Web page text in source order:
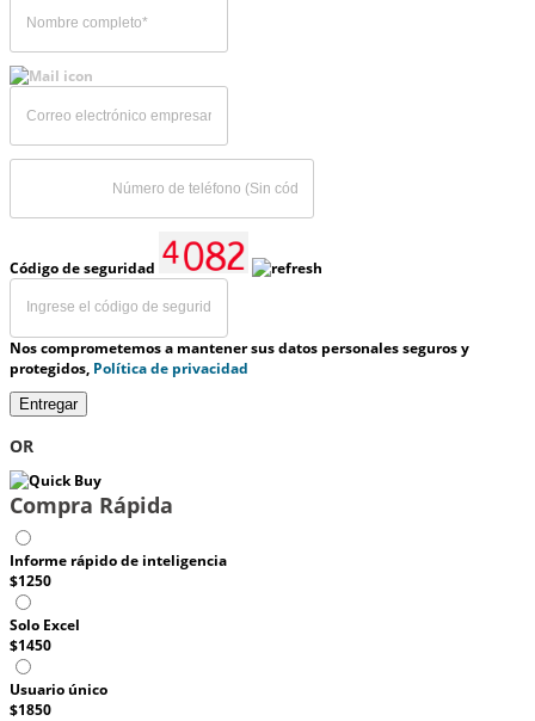
Código de seguridad
Nos comprometemos a mantener sus datos personales seguros y
protegidos, Política de privacidad
Entregar
OR
Compra Rápida
Informe rápido de inteligencia
$1250
Solo Excel
$1450
Usuario único
$1850